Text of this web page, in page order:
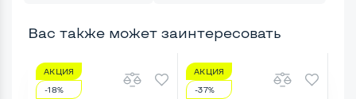
Вас также может заинтересовать
АКЦИЯ
-18%
АКЦИЯ
-37%